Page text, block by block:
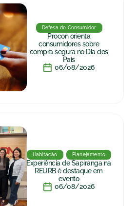
Defesa do Consumidor
Procon orienta
consumidores sobre
compra segura no Dia dos
Pais
06/08/2026
Habitação Planejamento
Experiência de Sapiranga na
REURB é destaque em
evento
06/08/2026